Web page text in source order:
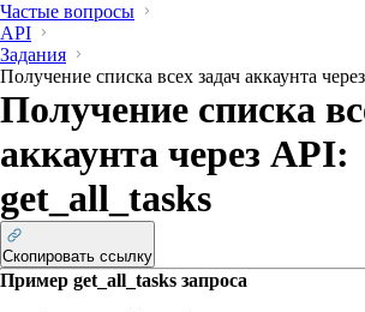
Частые вопросы
API
Задания
Получение списка всех задач аккаунта
Получение списка
аккаунта через API:
get_all_tasks
Скопировать ссылку
Пример get_all_tasks запроса